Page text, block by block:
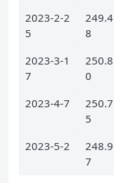
2023-2-2
5
249.4
8
2023-3-1
7
250.8
0
2023-4-7
250.7
5
2023-5-2
248.9
7